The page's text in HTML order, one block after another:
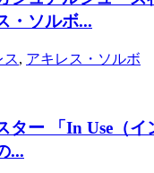
・ソルボ...
ス, アキレス・ソルボ
ター 「In Use（イ
...